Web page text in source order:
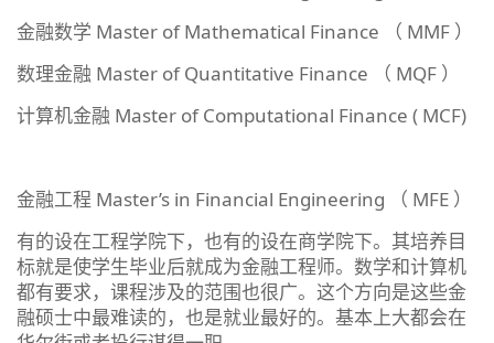
金融数学 Master of Mathematical Finance （ MMF ）
数理金融 Master of Quantitative Finance （ MQF ）
计算机金融 Master of Computational Finance ( MCF)
金融工程 Master’s in Financial Engineering （ MFE ）
有的设在工程学院下，也有的设在商学院下。其培养目
标就是使学生毕业后就成为金融工程师。数学和计算机
都有要求，课程涉及的范围也很广。这个方向是这些金
融硕士中最难读的，也是就业最好的。基本上大都会在